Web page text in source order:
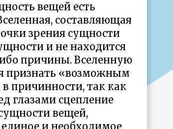
вещей есть
составляющая
зрения сущности
и не находится
причины. Вселенную
признать «возможным
причинности, так как
глазами сцепление
вещей,
и необходимое